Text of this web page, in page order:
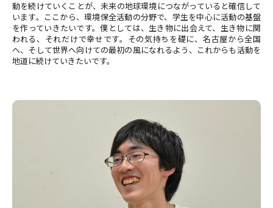
動を続けていくことが、未来の地球環境につながっていると確信して
います。ここから、環境保全活動の分野で、学生を中心に活動の基盤
を作っていきたいです。僕としては、生き物に出会えて、生き物に関
われる、それだけで幸せです。その気持ちを礎に、名古屋から全国
へ、そして世界へ向けての最初の風になれるよう、これからも活動を
地道に続けていきたいです。